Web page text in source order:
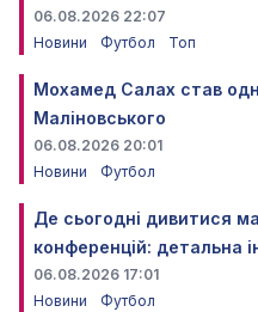
06.08.2026 22:07
Новини
Футбол Топ
Мохамед Салах став
Маліновського
06.08.2026 20:01
Новини
Футбол
Де сьогодні дивитися
конференцій: детальна
06.08.2026 17:01
Новини
Футбол